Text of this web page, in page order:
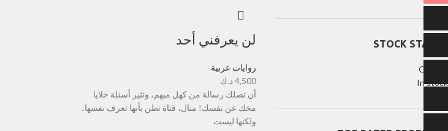
STOCK STATUS
On sale
In stock
لن يعرفني أحد
روايات عربية
4,500د.ك
أن تصلك رسالة من كهل مبهم، وتثير أسئلة خلايا
مخك عن نفسك! منال، فتاة تظن بأنها تعرف نفسها،
ولكنها ليست